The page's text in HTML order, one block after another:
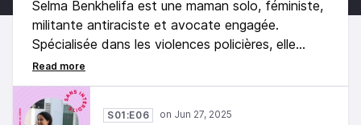
Selma Benkhelifa est une maman solo, féministe,
militante antiraciste et avocate engagée.
Spécialisée dans les violences policières, elle
défend également les droits des migrant·es, des
femmes victimes de violences familiales et des
sans-papiers.
S01:E06